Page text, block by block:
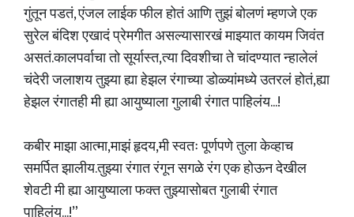
गुंतून पडतं, एंजल लाईक फील होतं आणि तुझं बोलणं म्हणजे एक
सुरेल बंदिश एखादं प्रेमगीत असल्यासारखं माझ्यात कायम जिवंत
असतं.कालपर्वाचा तो सूर्यास्त,त्या दिवशीचा ते चांदण्यात न्हालेलं
चंदेरी जलाशय तुझ्या ह्या हेझल रंगाच्या डोळ्यांमध्ये उतरलं होतं,ह्या
हेझल रंगातही मी ह्या आयुष्याला गुलाबी रंगात पाहिलंय...!
कबीर माझा आत्मा,माझं हृदय,मी स्वतः पूर्णपणे तुला केव्हाच
समर्पित झालीय.तुझ्या रंगात रंगून सगळे रंग एक होऊन देखील
शेवटी मी ह्या आयुष्याला फक्त तुझ्यासोबत गुलाबी रंगात